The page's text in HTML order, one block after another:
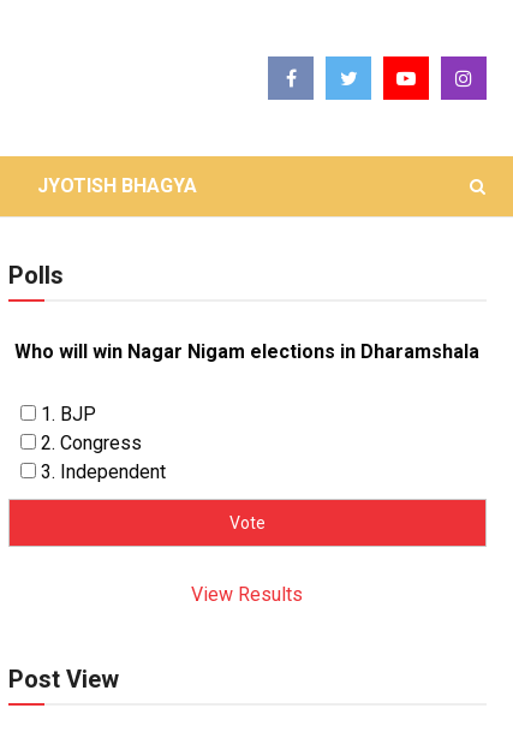
JYOTISH BHAGYA
Polls
Who will win Nagar Nigam elections in Dharamshala
1. BJP
2. Congress
3. Independent
View Results
Post View